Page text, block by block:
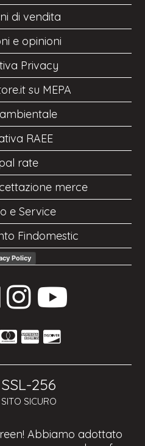
di vendita
e opinioni
Privacy
su MEPA
RAEE
rate
merce
e Service
Findomestic
Policy
SSL-256
SITO SICURO
Abbiamo adottato